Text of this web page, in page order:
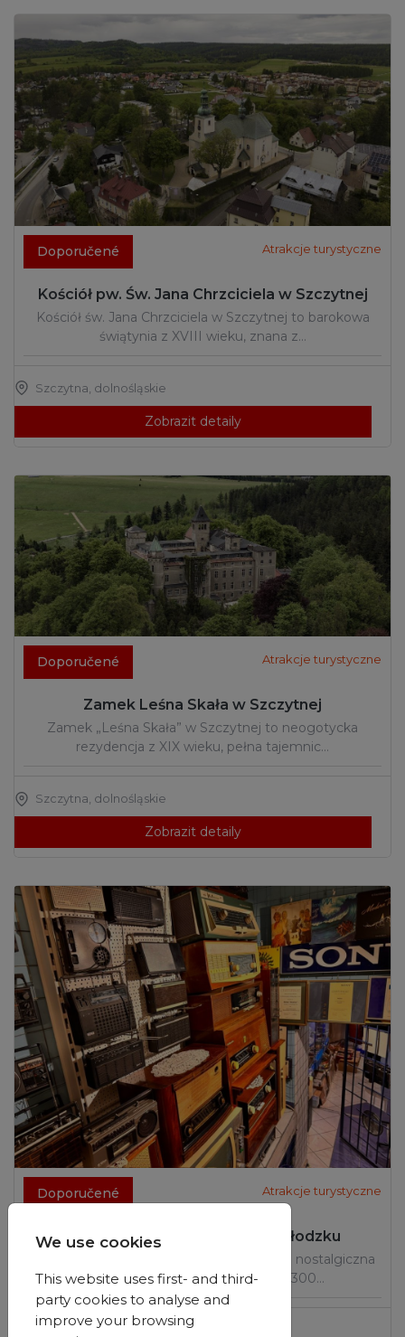
Doporučené Atrakcje turystyczne
Kościół pw. Św. Jana Chrzciciela w Szczytnej
Kościół św. Jana Chrzciciela w Szczytnej to barokowa
świątynia z XVIII wieku, znana z…
Szczytna dolnośląskie
Zobrazit detaily
Doporučené Atrakcje turystyczne
Zamek Leśna Skała w Szczytnej
Zamek „Leśna Skała” w Szczytnej to neogotycka
rezydencja z XIX wieku, pełna tajemnic…
Szczytna, dolnośląskie
Zobrazit detaily
Doporučené Atrakcje turystyczne
Muzeum RTV PRL UNITRA w Kłodzku
Muzeum RTV PRL UNITRA w Kłodzku to nostalgiczna
podróż do czasów PRL-u. Ponad 300…
Kłodzko dolnośląskie
We use cookies
This website uses first- and third-
party cookies to analyse and
improve your browsing